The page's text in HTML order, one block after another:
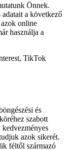
Önnek.
a következő
online
használja a
TikTok
és
szabott
azok sikerét.
féltől származó